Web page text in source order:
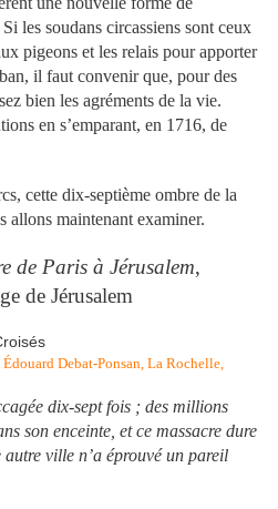
les soudans circassiens sont ceux
pigeons et les relais pour apporter
il faut convenir que, pour des
bien les agréments de la vie.
en s’emparant, en 1716, de
cette dix-septième ombre de la
allons maintenant examiner.
de Paris à Jérusalem,
de Jérusalem
Édouard Debat-Ponsan, La Rochelle,
dix-sept fois ; des millions
son enceinte, et ce massacre dure
ville n’a éprouvé un pareil